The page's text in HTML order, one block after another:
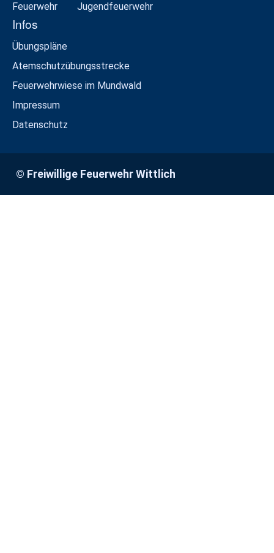
Feuerwehr Jugendfeuerwehr
Infos
Übungspläne
Atemschutzübungsstrecke
Feuerwehrwiese im Mundwald
Impressum
Datenschutz
© Freiwillige Feuerwehr Wittlich